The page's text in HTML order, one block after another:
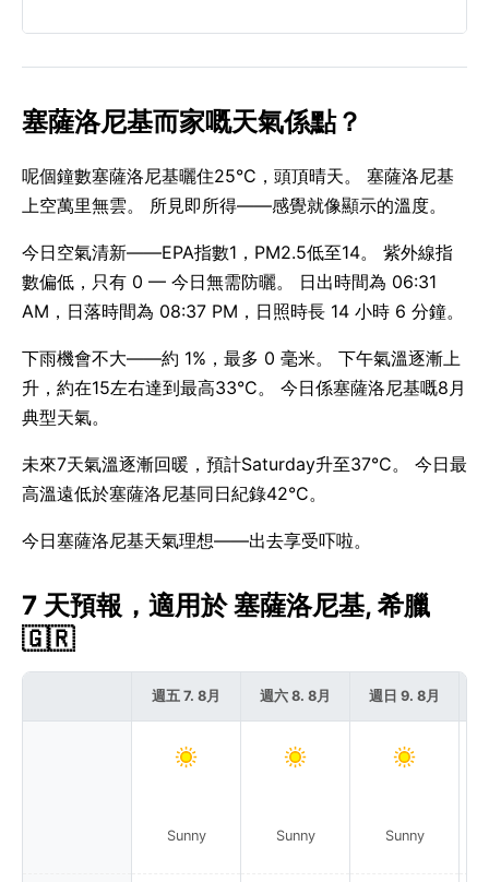
塞薩洛尼基而家嘅天氣係點？
呢個鐘數塞薩洛尼基曬住25°C，頭頂晴天。 塞薩洛尼基
上空萬里無雲。 所見即所得——感覺就像顯示的溫度。
今日空氣清新——EPA指數1，PM2.5低至14。 紫外線指
數偏低，只有 0 — 今日無需防曬。 日出時間為 06:31
AM，日落時間為 08:37 PM，日照時長 14 小時 6 分鐘。
下雨機會不大——約 1%，最多 0 毫米。 下午氣溫逐漸上
升，約在15左右達到最高33°C。 今日係塞薩洛尼基嘅8月
典型天氣。
未來7天氣溫逐漸回暖，預計Saturday升至37°C。 今日最
高溫遠低於塞薩洛尼基同日紀錄42°C。
今日塞薩洛尼基天氣理想——出去享受吓啦。
7 天預報，適用於 塞薩洛尼基, 希臘
🇬🇷
週五 7. 8月
Sunny
週六 8. 8月
Sunny
週日 9. 8月
Sunny